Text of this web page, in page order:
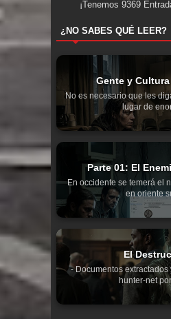
¡Tenemos 9369
¿NO SABES QUÉ LEER?
Gente y
No es necesario que les
lugar de
Parte 01: El
En occidente se temerá el
en oriente
El
- Documentos
hunter-net